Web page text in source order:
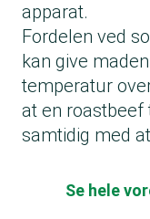
apparat.
Fordelen ved
kan give
temperatur
at en roastbeef
samtidig med
Se hele